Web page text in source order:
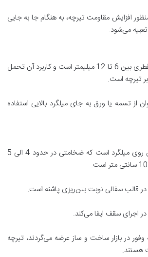
افزایش مقاومت تیرچه، به هنگام جا به جایی
می‌شود.
این نوع میلگرد دارای قطری بین 6 تا 12 میلیمتر است و کاربرد آن تحمل
تیرچه است.
از تسمه یا ورق به جای میلگرد بالایی استفاده
بتن پاشنه پوشش بتن روی میلگرد است که ضخامتی در حدود 4 الی 5
در قالب سفالی نوبت بتن‌ریزی پاشنه است.
اجرای سقف ایفا می‌کند.
وفور در بازار ساخت و ساز عرضه می‌گردند، تیرچه
هستند.